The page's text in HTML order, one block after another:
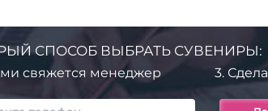
СПОСОБ ВЫБРАТЬ СУВЕНИРЫ:
свяжется менеджер 3.